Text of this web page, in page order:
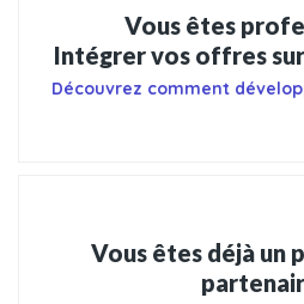
Vous êtes
Intégrer vos offres
Découvrez comment
Vous êtes déjà un